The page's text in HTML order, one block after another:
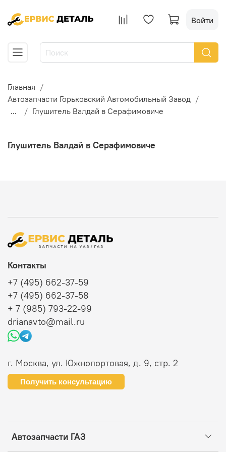
Войти
Главная
Автозапчасти Горьковский Автомобильный Завод
...
Глушитель Валдай в Серафимовиче
Глушитель Валдай в Серафимовиче
Автозапчасти ГАЗ
Контакты
+7 (495) 662-37-59
+7 (495) 662-37-58
+ 7 (985) 793-22-99
drianavto@mail.ru
г. Москва, ул. Южнопортовая, д. 9, стр. 2
Получить консультацию